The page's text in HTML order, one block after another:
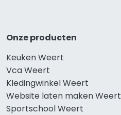
Onze producten
Keuken Weert
Vca Weert
Kledingwinkel Weert
Website laten maken Weert
Sportschool Weert